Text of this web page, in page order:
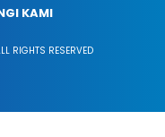
KAMI
RIGHTS RESERVED